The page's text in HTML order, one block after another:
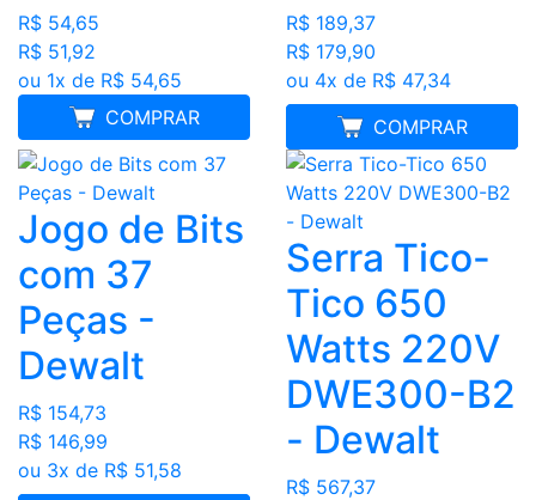
R$ 54,65
R$ 51,92
ou 1x de R$ 54,65
COMPRAR
R$ 189,37
R$ 179,90
ou 4x de R$ 47,34
COMPRAR
MELHOR PREÇO
Jogo de Bits
com 37
Peças -
Dewalt
R$ 154,73
R$ 146,99
ou 3x de R$ 51,58
Serra Tico-
Tico 650
Watts 220V
DWE300-B2
- Dewalt
R$ 567,37